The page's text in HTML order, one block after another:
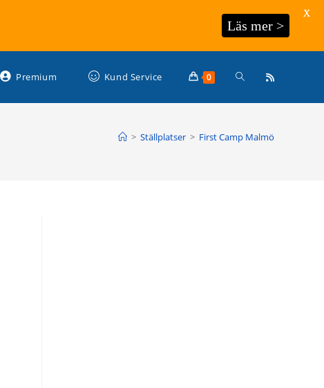
Premium Kund Service 0 Slå
> Ställplatser > First Camp Malmö
Läs mer >
X